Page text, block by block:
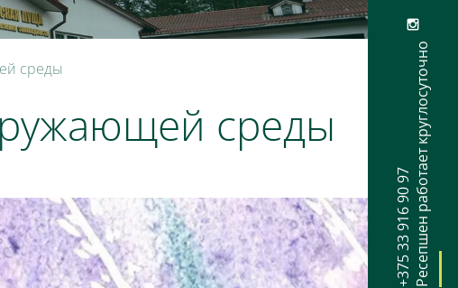
+375 33 916 90 97Ресепшен работает круглосуточно
среды
среды